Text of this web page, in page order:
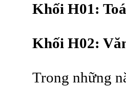
Khối H01:
Khối H02:
Trong những